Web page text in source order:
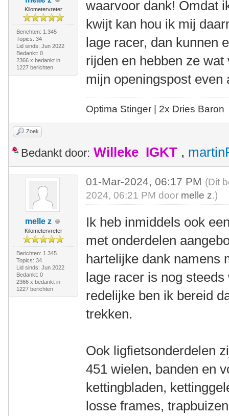
Kilometervreter
Berichten: 1.345
Topics: 34
Lid sinds: Jun 2022
Bedankt: 0
2366 x bedankt in
1227 berichten
waarvoor dank! Omdat
kwijt kan hou ik mij
lage racer, dan kunnen
rijden en hebben ze
mijn openingspost even
Optima Stinger | 2x Dries Baron
Zoek
Bedankt door: Willeke_IGKT ,
melle z
Kilometervreter
Berichten: 1.345
Topics: 34
Lid sinds: Jun 2022
Bedankt: 0
2366 x bedankt in
1227 berichten
01-Mar-2024, 06:17 PM (Dit
2024, 06:21 PM door melle z.)
Ik heb inmiddels ook
met onderdelen
hartelijke dank namens
lage racer is nog
redelijke ben ik bereid
trekken.
Ook ligfietsonderdelen
451 wielen, banden en
kettingbladen,
losse frames,